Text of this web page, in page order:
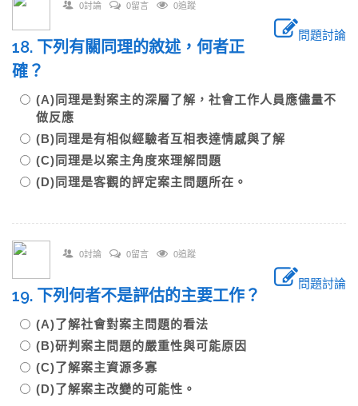
0討論 0留言 0追蹤
問題討論
18. 下列有關同理的敘述，何者正
確？
(A)同理是對案主的深層了解，社會工作人員應儘量不
做反應
(B)同理是有相似經驗者互相表達情感與了解
(C)同理是以案主角度來理解問題
(D)同理是客觀的評定案主問題所在。
0討論 0留言 0追蹤
問題討論
19. 下列何者不是評估的主要工作？
(A)了解社會對案主問題的看法
(B)研判案主問題的嚴重性與可能原因
(C)了解案主資源多寡
(D)了解案主改變的可能性。